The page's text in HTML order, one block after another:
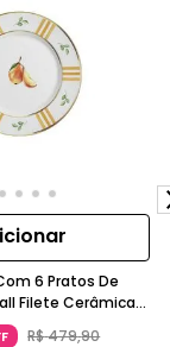
6 Pratos De
Filete Cerâmica
R$479,90